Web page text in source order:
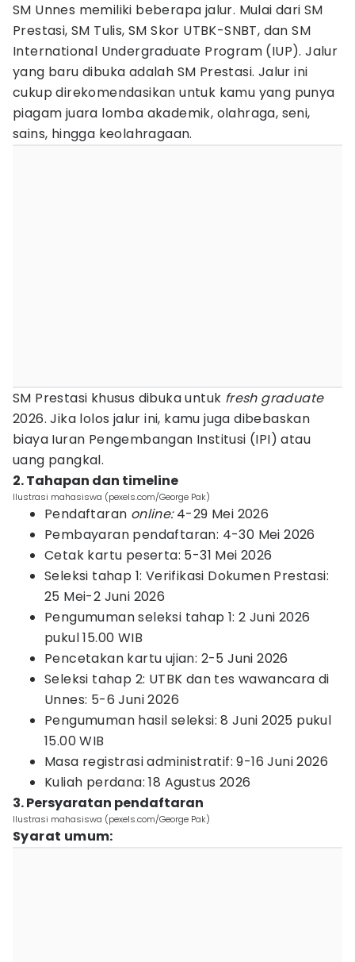
SM Unnes memiliki beberapa jalur. Mulai dari SM
Prestasi, SM Tulis, SM Skor UTBK-SNBT, dan SM
International Undergraduate Program (IUP). Jalur
yang baru dibuka adalah SM Prestasi. Jalur ini
cukup direkomendasikan untuk kamu yang punya
piagam juara lomba akademik, olahraga, seni,
sains, hingga keolahragaan.
SM Prestasi khusus dibuka untuk fresh graduate
2026. Jika lolos jalur ini, kamu juga dibebaskan
biaya Iuran Pengembangan Institusi (IPI) atau
uang pangkal.
2. Tahapan dan timeline
Ilustrasi mahasiswa (pexels.com/George Pak)
Pendaftaran online:4-29 Mei 2026
Pembayaran pendaftaran: 4-30 Mei 2026
Cetak kartu peserta: 5-31 Mei 2026
Seleksi tahap 1: Verifikasi Dokumen Prestasi:
25 Mei-2 Juni 2026
Pengumuman seleksi tahap 1: 2 Juni 2026
pukul 15.00 WIB
Pencetakan kartu ujian: 2-5 Juni 2026
Seleksi tahap 2: UTBK dan tes wawancara di
Unnes: 5-6 Juni 2026
Pengumuman hasil seleksi: 8 Juni 2025 pukul
15.00 WIB
Masa registrasi administratif: 9-16 Juni 2026
Kuliah perdana: 18 Agustus 2026
3. Persyaratan pendaftaran
Ilustrasi mahasiswa (pexels.com/George Pak)
Syarat umum: